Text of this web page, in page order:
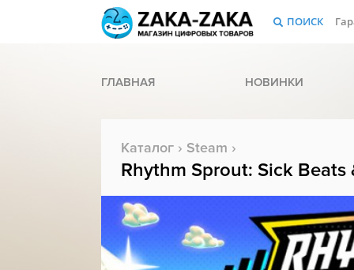
ПОИСК
ГЛАВНАЯ НОВИНКИ
Каталог › Steam ›
Rhythm Sprout: Sick Beats